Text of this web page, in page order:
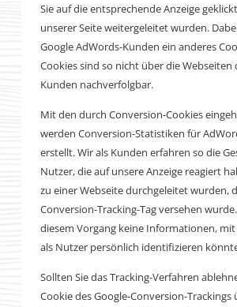
Sie auf die entsprechende Anzeige
unserer Seite weitergeleitet wurden.
Google AdWords-Kunden ein anderes
Cookies sind so nicht über die Webseiten
Kunden nachverfolgbar.
Mit den durch Conversion-Cookies
werden Conversion-Statistiken für
erstellt. Wir als Kunden erfahren so die
Nutzer, die auf unsere Anzeige reagiert
zu einer Webseite durchgeleitet wurden,
Conversion-Tracking-Tag versehen
diesem Vorgang keine Informationen, mit
als Nutzer persönlich identifizieren
Sollten Sie das Tracking-Verfahren
Cookie des Google-Conversion-Trackings